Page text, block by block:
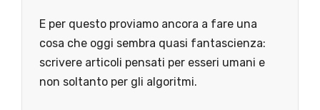
E per questo proviamo ancora a fare una
cosa che oggi sembra quasi fantascienza:
scrivere articoli pensati per esseri umani e
non soltanto per gli algoritmi.